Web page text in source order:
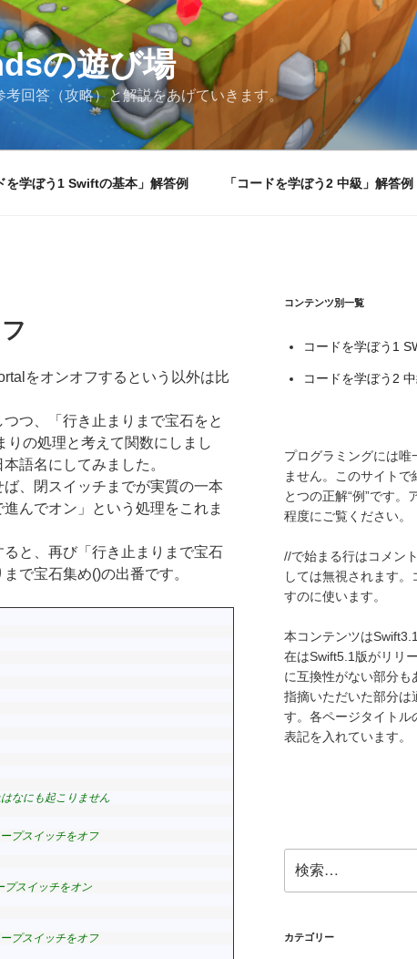
の遊び場
回答（攻略）と解説をあげていきます。
を学ぼう1 Swiftの基本」解答例 「コードを学ぼう2 中級」解答例
をオンオフするという以外は比
つ、「行き止まりまで宝石をと
りの処理と考えて関数にしまし
語名にしてみました。
、閉スイッチまでが実質の一本
んでオン」という処理をこれま
と、再び「行き止まりまで宝石
で宝石集め()の出番です。
なにも起こりません
プスイッチをオフ
スイッチをオン
プスイッチをオフ
コンテンツ別一覧
コードを学ぼう1
コードを学ぼう2 中
プログラミングには唯
ません。このサイト
とつの正解“例”です。
程度にご覧ください。
//で始まる行はコメン
しては無視されます
すのに使います。
本コンテンツは
在はSwift5.1版がリリ
に互換性がない部分
指摘いただいた部分は
す。各ページタイトル
表記を入れています。
索:
カテゴリー